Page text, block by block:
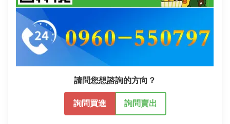
請問您想諮詢的方向？
詢問買進 詢問賣出